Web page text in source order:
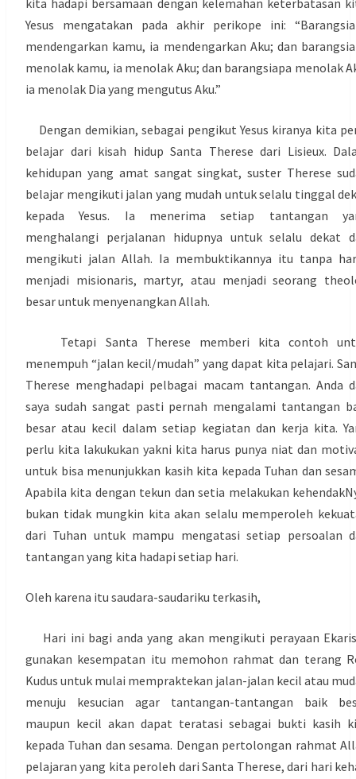
kita hadapi bersamaan dengan kelemahan keterbatasan
Yesus mengatakan pada akhir perikope ini:
mendengarkan kamu, ia mendengarkan Aku; dan
menolak kamu, ia menolak Aku; dan barangsiapa menolak
ia menolak Dia yang mengutus Aku.”
Dengan demikian, sebagai pengikut Yesus kiranya kita
belajar dari kisah hidup Santa Therese dari Lisieux.
kehidupan yang amat sangat singkat, suster Therese
belajar mengikuti jalan yang mudah untuk selalu tinggal
kepada Yesus. Ia menerima setiap tantangan
menghalangi perjalanan hidupnya untuk selalu dekat
mengikuti jalan Allah. Ia membuktikannya itu tanpa
menjadi misionaris, martyr, atau menjadi seorang
besar untuk menyenangkan Allah.
Tetapi Santa Therese memberi kita contoh
menempuh “jalan kecil/mudah” yang dapat kita pelajari.
Therese menghadapi pelbagai macam tantangan. Anda
saya sudah sangat pasti pernah mengalami tantangan
besar atau kecil dalam setiap kegiatan dan kerja kita.
perlu kita lakukukan yakni kita harus punya niat dan
untuk bisa menunjukkan kasih kita kepada Tuhan dan
Apabila kita dengan tekun dan setia melakukan
bukan tidak mungkin kita akan selalu memperoleh
dari Tuhan untuk mampu mengatasi setiap persoalan
tantangan yang kita hadapi setiap hari.
Oleh karena itu saudara-saudariku terkasih,
Hari ini bagi anda yang akan mengikuti perayaan
gunakan kesempatan itu memohon rahmat dan terang
Kudus untuk mulai mempraktekan jalan-jalan kecil atau
menuju kesucian agar tantangan-tantangan baik
maupun kecil akan dapat teratasi sebagai bukti kasih
kepada Tuhan dan sesama. Dengan pertolongan rahmat
pelajaran yang kita peroleh dari Santa Therese, dari hari